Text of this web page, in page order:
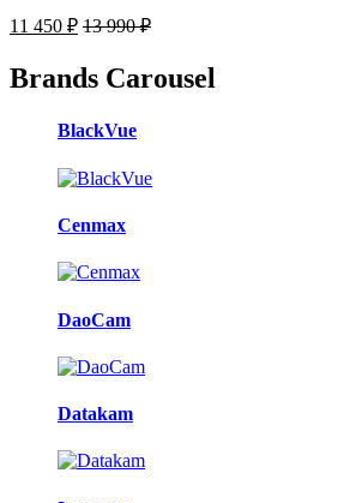
11 450 ₽ 13 990₽
Brands Carousel
BlackVue
Cenmax
DaoCam
Datakam